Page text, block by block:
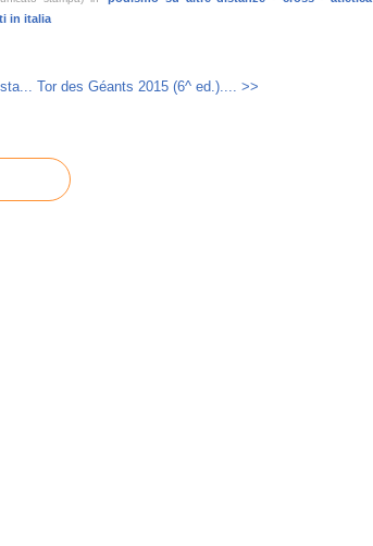
in italia
Tor des Géants 2015 (6^ ed.).... >>